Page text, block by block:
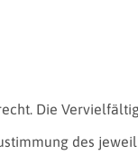
Die
des